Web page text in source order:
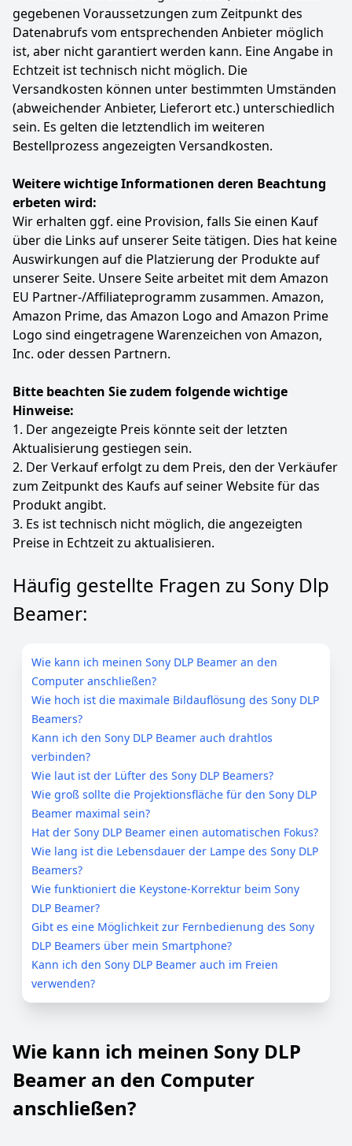
【Automatische 45°-Trapezkorrektur & Kurzdistanz-
Projektion】 Unser smarter Projektor verfügt über eine
automatische Trapezkorrektur-Funktion, die schräg
projizierte Bilder mühelos anpasst und so für eine
perfekt ausgerichtete Darstellung sorgt. Dieser
Heimkino-Projektor bietet einen Zoombereich von 100
% bis hinunter auf 50 %; dank seiner Kurzdistanz-
Fähigkeit (Short-Throw) genießen Sie zudem ganz
einfach ein Großbild-Erlebnis mit einer Diagonale von
40 bis 200 Zoll. (Optimaler Projektionsabstand: 1,0 –
【180° drehbar & breite Kompatibilität】 Dieser
Videoprojektor verfügt über einen um 180° drehbaren
Standfuß, mit dem Sie den Projektionswinkel flexibel
an jede räumliche Gegebenheit anpassen können –
was ihn zur idealen Wahl für Home-Entertainment,
Camping oder Partys macht. Dank der Ausstattung mit
USB- und HDMI-Anschlüssen bietet unser Multimedia-
Projektor eine breite Kompatibilität mit einer Vielzahl
von Geräten – darunter Smartphones, Fire TV Sticks,
Tablets, Laptops, Desktop-Computer, DVD-Player, PS5,
Switch und andere Spielkonsolen. Somit eignet er sich
hervorragend für unterschiedlichste Einsatzbereiche,
【Lebenslanger technischer Support】 Der Einyoumily
Mini-Projektor wird mit einer 2-jährigen Garantie
geliefert, die qualitätsbedingte Probleme abdeckt,
sowie mit lebenslangem technischem Support. Sollten
Sie auf Probleme stoßen, zögern Sie bitte nicht, uns
zu kontaktieren; wir sind bestrebt, Ihnen einen
schnellen und effektiven Kundenservice zu bieten.
Ihre Unterstützung ist eine enorme treibende Kraft
für unseren Fortschritt – vielen Dank, dass Sie sich für
uns entschieden haben!
Weiß Einyoumily 750 g
Anzeigen
gegebenen Voraussetzungen zum Zeitpunkt des
Datenabrufs vom entsprechenden Anbieter möglich
ist, aber nicht garantiert werden kann. Eine Angabe in
Echtzeit ist technisch nicht möglich. Die
Versandkosten können unter bestimmten Umständen
(abweichender Anbieter, Lieferort etc.) unterschiedlich
sein. Es gelten die letztendlich im weiteren
Bestellprozess angezeigten Versandkosten.
Weitere wichtige Informationen deren Beachtung
erbeten wird:
Wir erhalten ggf. eine Provision, falls Sie einen Kauf
über die Links auf unserer Seite tätigen. Dies hat keine
Auswirkungen auf die Platzierung der Produkte auf
unserer Seite. Unsere Seite arbeitet mit dem Amazon
EU Partner-/Affiliateprogramm zusammen. Amazon,
Amazon Prime, das Amazon Logo and Amazon Prime
Logo sind eingetragene Warenzeichen von Amazon,
Inc. oder dessen Partnern.
Bitte beachten Sie zudem folgende wichtige
Hinweise:
1. Der angezeigte Preis könnte seit der letzten
Aktualisierung gestiegen sein.
2. Der Verkauf erfolgt zu dem Preis, den der Verkäufer
zum Zeitpunkt des Kaufs auf seiner Website für das
Produkt angibt.
3. Es ist technisch nicht möglich, die angezeigten
Preise in Echtzeit zu aktualisieren.
Häufig gestellte Fragen zu Sony Dlp
Beamer:
Wie kann ich meinen Sony DLP Beamer an den
Computer anschließen?
Wie hoch ist die maximale Bildauflösung des Sony DLP
Beamers?
Kann ich den Sony DLP Beamer auch drahtlos
verbinden?
Wie laut ist der Lüfter des Sony DLP Beamers?
Wie groß sollte die Projektionsfläche für den Sony DLP
Beamer maximal sein?
Hat der Sony DLP Beamer einen automatischen Fokus?
Wie lang ist die Lebensdauer der Lampe des Sony DLP
Beamers?
Wie funktioniert die Keystone-Korrektur beim Sony
DLP Beamer?
Gibt es eine Möglichkeit zur Fernbedienung des Sony
DLP Beamers über mein Smartphone?
Kann ich den Sony DLP Beamer auch im Freien
verwenden?
Wie kann ich meinen Sony DLP
Beamer an den Computer
anschließen?